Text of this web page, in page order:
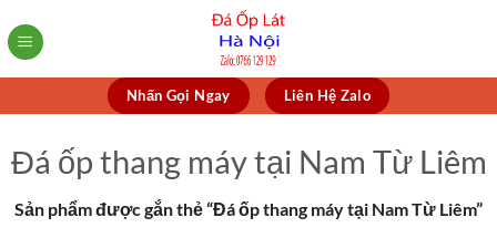
to
Nhấn Gọi Ngay Liên Hệ Zalo
Đá ốp thang máy tại Nam Từ Liêm
Sản phẩm được gắn thẻ “Đá ốp thang máy tại Nam Từ Liêm”